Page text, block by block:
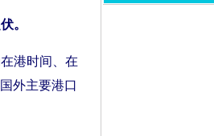
。
港时间、在
外主要港口